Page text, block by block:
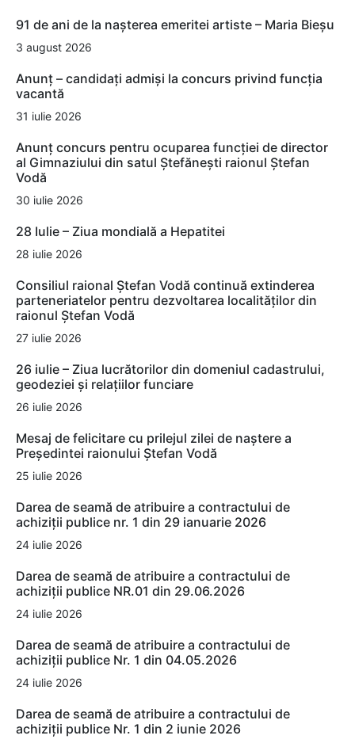
91 de ani de la nașterea emeritei artiste – Maria Bieșu
3 august 2026
Anunț – candidați admiși la concurs privind funcția
vacantă
31 iulie 2026
Anunț concurs pentru ocuparea funcției de director
al Gimnaziului din satul Ștefănești raionul Ștefan
Vodă
30 iulie 2026
28 Iulie – Ziua mondială a Hepatitei
28 iulie 2026
Consiliul raional Ștefan Vodă continuă extinderea
parteneriatelor pentru dezvoltarea localităților din
raionul Ștefan Vodă
27 iulie 2026
26 iulie – Ziua lucrătorilor din domeniul cadastrului,
geodeziei și relațiilor funciare
26 iulie 2026
Mesaj de felicitare cu prilejul zilei de naștere a
Președintei raionului Ștefan Vodă
25 iulie 2026
Darea de seamă de atribuire a contractului de
achiziții publice nr. 1 din 29 ianuarie 2026
24 iulie 2026
Darea de seamă de atribuire a contractului de
achiziții publice NR.01 din 29.06.2026
24 iulie 2026
Darea de seamă de atribuire a contractului de
achiziții publice Nr. 1 din 04.05.2026
24 iulie 2026
Darea de seamă de atribuire a contractului de
achiziții publice Nr. 1 din 2 iunie 2026